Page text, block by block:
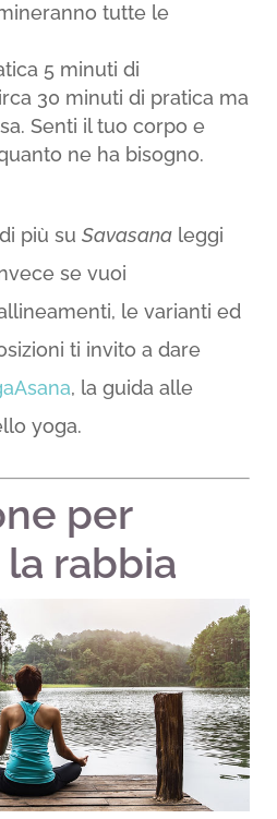
tutte le
5 minuti di
30 minuti di pratica ma
Senti il tuo corpo e
ne ha bisogno.
più su Savasanaleggi
se vuoi
le varianti ed
ti invito a dare
, la guida alle
yoga.
per
rabbia